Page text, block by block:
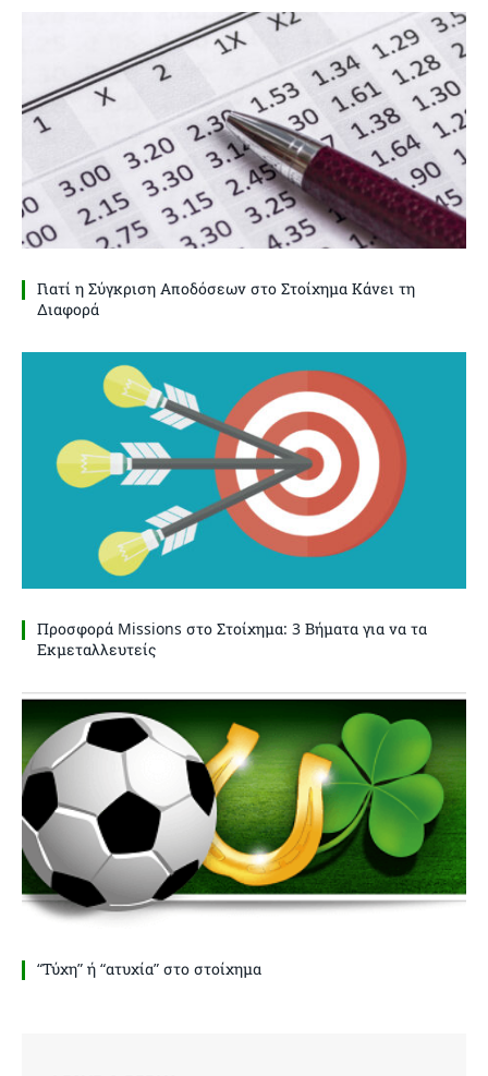
Γιατί η Σύγκριση Αποδόσεων στο Στοίχημα Κάνει τη
Διαφορά
Προσφορά Missions στο Στοίχημα: 3 Βήματα για να τα
Εκμεταλλευτείς
“Τύχη” ή “ατυχία” στο στοίχημα